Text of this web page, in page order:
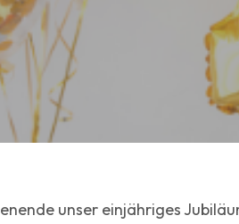
unser einjähriges